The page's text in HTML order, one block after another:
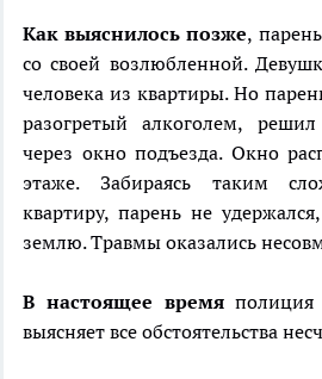
Как выяснилось позже,
со своей возлюбленной.
человека из квартиры. Но
разогретый алкоголем,
через окно подъезда. Окно
этаже. Забираясь таким
квартиру, парень не
землю. Травмы оказались
В настоящее времяполиция
выясняет все обстоятельства